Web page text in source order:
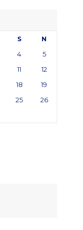
S
N
4
5
11
12
18
19
25
26